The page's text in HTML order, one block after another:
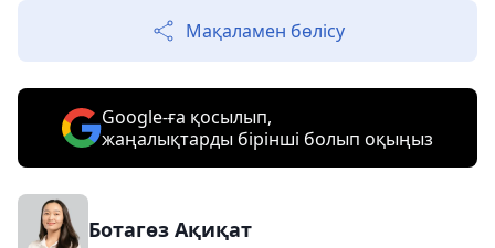
Мақаламен бөлісу
Google-ға қосылып,
жаңалықтарды бірінші болып оқыңыз
Ботагөз Ақиқат